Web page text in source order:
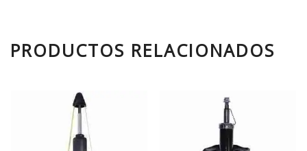
PRODUCTOS RELACIONADOS